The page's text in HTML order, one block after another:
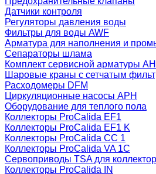
Датчики контроля
Регуляторы давления воды
Фильтры для воды AWF
Арматура для наполнения и
Сепараторы шлама
Комплект сервисной арматуры
Шаровые краны с сетчатым
Расходомеры DFM
Циркуляционные насосы APH
Оборудование для теплого пола
Коллекторы ProCalida EF1
Коллекторы ProCalida EF1 K
Коллекторы ProCalida CC 1
Коллекторы ProCalida VA 1C
Сервоприводы TSA для
Коллекторы ProCalida IN